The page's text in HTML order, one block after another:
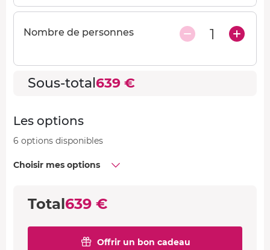
Nombre de personnes 1
Sous-total639 €
Les options
6 options disponibles
Choisir mes options
Total639 €
Offrir un bon cadeau